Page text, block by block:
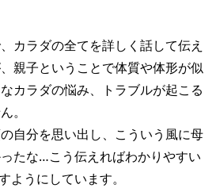
カラダの全てを詳しく話して伝え
親子ということで体質や体形が似
カラダの悩み、トラブルが起こる
。
自分を思い出し、こういう風に母
たな…こう伝えればわかりやすい
うにしています。